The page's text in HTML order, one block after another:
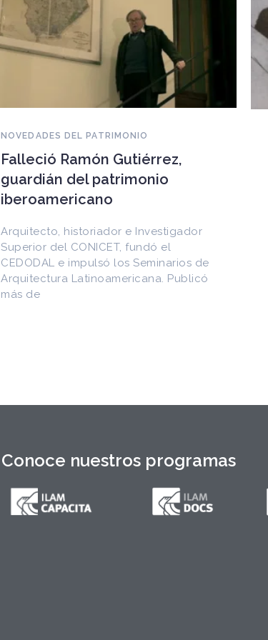
NOVEDADES DEL PATRIMONIO
EEUU devuelve a Cuba
documentos históricos
sustraídos del Archivo
en internet
Entre los materiales recuperados
figuran la Constitución de la Yaya de
Conoce nuestros programas